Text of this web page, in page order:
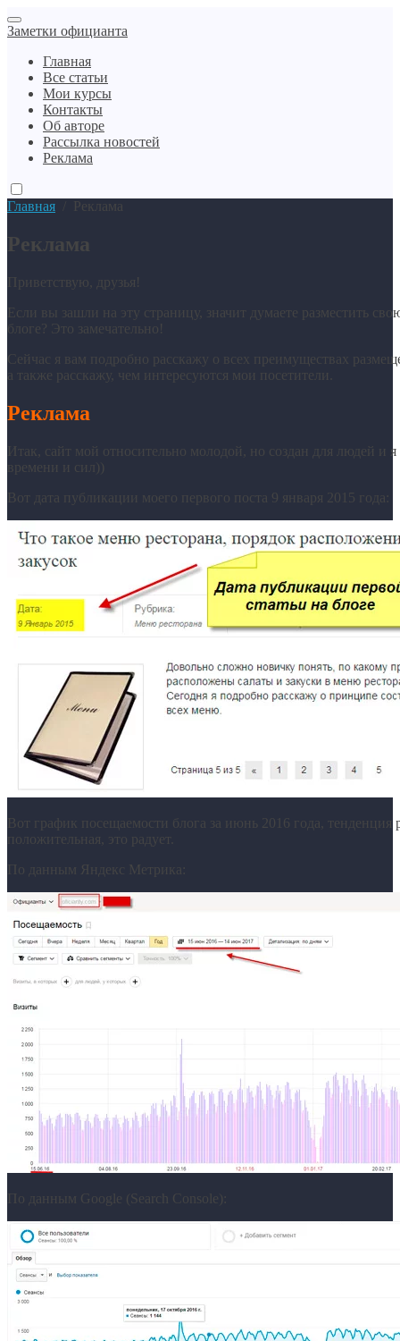
Заметки официанта
Главная
Все статьи
Мои курсы
Контакты
Об авторе
Рассылка новостей
Реклама
Главная Реклама
Реклама
Приветствую, друзья!
Если вы зашли на эту страницу, значит думаете разместить
блоге? Это замечательно!
Сейчас я вам подробно расскажу о всех преимуществах
а также расскажу, чем интересуются мои посетители.
Реклама
Итак, сайт мой относительно молодой, но создан для людей и
времени и сил))
Вот дата публикации моего первого поста 9 января 2015 года:
Вот график посещаемости блога за июнь 2016 года, тенденция
положительная, это радует.
По данным Яндекс Метрика:
По данным Google (Search Console):